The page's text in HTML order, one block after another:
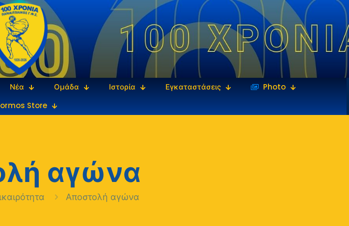
Νέα Ομάδα Ιστορία Εγκαταστάσεις
‎‏‏‎ ‎Photo
Store
αγώνα
Αποστολή αγώνα